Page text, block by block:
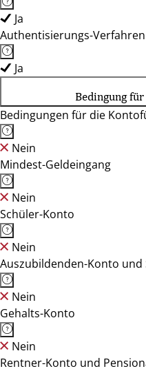
Ja
Authentisierungs-
Ja
Bedingung
Bedingungen für die
Nein
Mindest-Geldeingang
Nein
Schüler-Konto
Nein
Auszubildenden-Konto
Nein
Gehalts-Konto
Nein
Rentner-Konto und